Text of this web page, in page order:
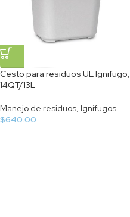
Cesto para residuos UL Ignifugo,
14QT/13L
Manejo de residuos, Ignífugos
$640.00